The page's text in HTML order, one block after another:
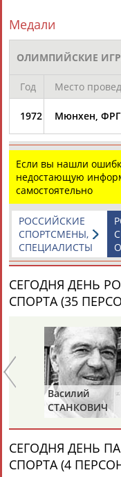
Камалудин
Абдула
24 персон из 13181
ТАБЛО АКТИВНОСТИ
ЦЕЛИ ПРОЕКТА
Вопросы сотрудничества и
Стадион, 1998-2026
Разработка и поддержка
Адресов в новостной
Подпишись
Медали
ОЛИМПИЙСКИЕ
Год Место
1972 Мюнхен, ФРГ
Если вы нашли
недостающую
самостоятельно
РОССИЙСКИЕ
СПОРТСМЕНЫ,
СПЕЦИАЛИСТЫ
СЕГОДНЯ ДЕНЬ
СПОРТА (35
Василий
СТАНКОВИЧ
СЕГОДНЯ ДЕНЬ
СПОРТА (4